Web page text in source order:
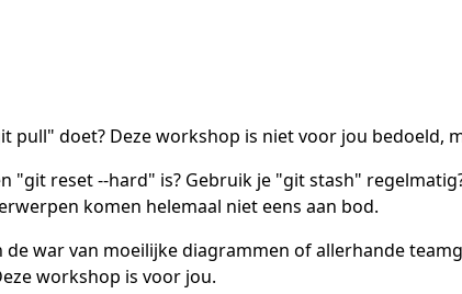
doet? Deze workshop is niet voor jou bedoeld,
"git reset --hard" is? Gebruik je "git stash"
komen helemaal niet eens aan bod.
war van moeilijke diagrammen of allerhande
workshop is voor jou.